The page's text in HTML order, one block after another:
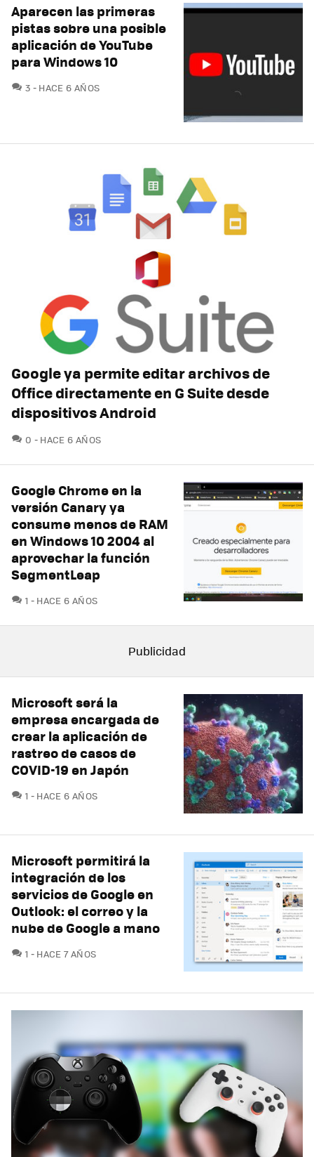
Aparecen las primeras
pistas sobre una posible
aplicación de YouTube
para Windows 10
3 COMENTARIOS
HACE 6 AÑOS
Google ya permite editar archivos de
Office directamente en G Suite desde
dispositivos Android
0 COMENTARIOS
HACE 6 AÑOS
Google Chrome en la
versión Canary ya
consume menos de RAM
en Windows 10 2004 al
aprovechar la función
SegmentLeap
1 COMENTARIOS
HACE 6 AÑOS
Microsoft será la
empresa encargada de
crear la aplicación de
rastreo de casos de
COVID-19 en Japón
1 COMENTARIOS
HACE 6 AÑOS
Microsoft permitirá la
integración de los
servicios de Google en
Outlook: el correo y la
nube de Google a mano
1 COMENTARIOS
HACE 7 AÑOS